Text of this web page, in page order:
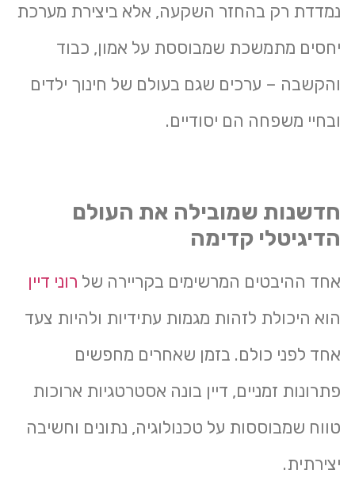
נמדדת רק בהחזר השקעה, אלא ביצירת מערכת
יחסים מתמשכת שמבוססת על אמון, כבוד
והקשבה – ערכים שגם בעולם של חינוך ילדים
ובחיי משפחה הם יסודיים.
חדשנות שמובילה את העולם
הדיגיטלי קדימה
אחד ההיבטים המרשימים בקריירה שלרוני דיין
הוא היכולת לזהות מגמות עתידיות ולהיות צעד
אחד לפני כולם. בזמן שאחרים מחפשים
פתרונות זמניים, דיין בונה אסטרטגיות ארוכות
טווח שמבוססות על טכנולוגיה, נתונים וחשיבה
יצירתית.